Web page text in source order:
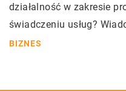
działalność w zakresie
świadczeniu usług?
BIZNES